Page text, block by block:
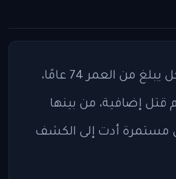
وجهت السلطات في مقاطعة سان دييغو تهمًا جديدة بالقتل لرجل يبلغ من العمر 74 عامًا،
بثلاث جرائم قتل إضافية، من بينها
مستمرة أدت إلى الكشف